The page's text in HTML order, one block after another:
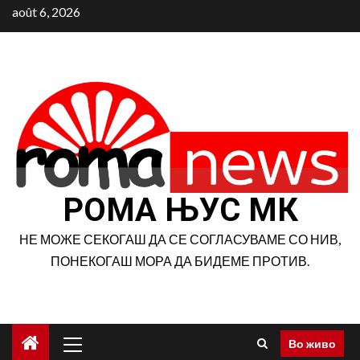
Aller
au
août 6, 2026
РОМА ЊУС МК
НЕ МОЖЕ СЕКОГАШ ДА СЕ СОГЛАСУВАМЕ СО НИВ,
ПОНЕКОГАШ МОРА ДА БИДЕМЕ ПРОТИВ.
principal
Во живо